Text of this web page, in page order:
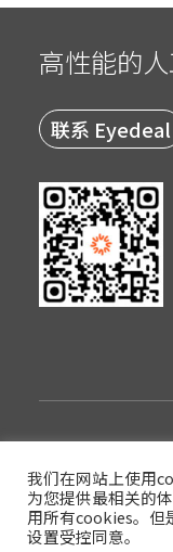
高性能的
联系 Eyedeal
版权©
陕ICP备17017591
我们在网站上使用
为您提供最相关的
用所有cookies。
设置受控同意。